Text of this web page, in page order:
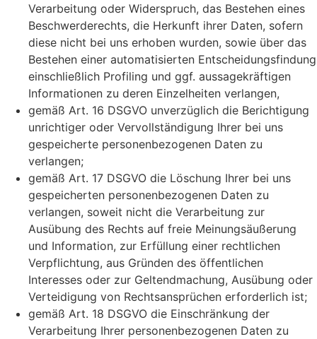
Verarbeitung oder Widerspruch, das Bestehen eines
Beschwerderechts, die Herkunft ihrer Daten, sofern
diese nicht bei uns erhoben wurden, sowie über das
Bestehen einer automatisierten Entscheidungsfindung
einschließlich Profiling und ggf. aussagekräftigen
Informationen zu deren Einzelheiten verlangen,
gemäß Art. 16 DSGVO unverzüglich die Berichtigung
unrichtiger oder Vervollständigung Ihrer bei uns
gespeicherte personenbezogenen Daten zu
verlangen;
gemäß Art. 17 DSGVO die Löschung Ihrer bei uns
gespeicherten personenbezogenen Daten zu
verlangen, soweit nicht die Verarbeitung zur
Ausübung des Rechts auf freie Meinungsäußerung
und Information, zur Erfüllung einer rechtlichen
Verpflichtung, aus Gründen des öffentlichen
Interesses oder zur Geltendmachung, Ausübung oder
Verteidigung von Rechtsansprüchen erforderlich ist;
gemäß Art. 18 DSGVO die Einschränkung der
Verarbeitung Ihrer personenbezogenen Daten zu